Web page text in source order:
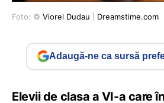
Foto: © Viorel Dudau Dreamstime.com
Adaugă-ne ca sursă
Elevii de clasa a VI-a care